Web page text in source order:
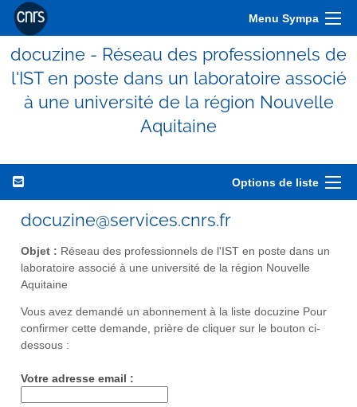
Menu Sympa
docuzine - Réseau des professionnels de
l'IST en poste dans un laboratoire associé
à une université de la région Nouvelle
Aquitaine
Options de liste
docuzine@services.cnrs.fr
Objet : Réseau des professionnels de l'IST en poste dans un
laboratoire associé à une université de la région Nouvelle
Aquitaine
Vous avez demandé un abonnement à la liste docuzine Pour
confirmer cette demande, prière de cliquer sur le bouton ci-
dessous :
Votre adresse email :